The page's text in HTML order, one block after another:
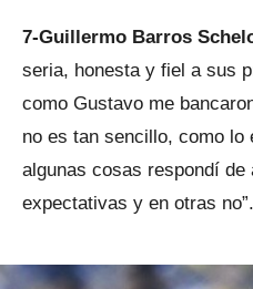
7-Guillermo Barros
seria, honesta y fiel a sus
como Gustavo me
no es tan sencillo, como lo
algunas cosas respondí de
expectativas y en otras no”.